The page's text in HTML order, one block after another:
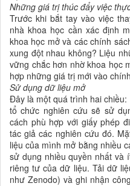
Những giá trị thúc đẩy việc
Trước khi bắt tay vào việc
nhà khoa học cần xác định
khoa học mở và các chính
xung đột nhau không? Liệu
vững chắc hơn nhờ khoa học
hợp những giá trị mới vào
Sử dụng dữ liệu mở
Đây là một quá trình hai
tổ chức nghiên cứu sẽ sử
cách phù hợp với giấy phép
tác giả các nghiên cứu đó.
liệu của mình mở bằng nhiều
sử dụng nhiều quyền nhất và
riêng tư của dữ liệu. Tải dữ
như Zenodo) và ghi nhận